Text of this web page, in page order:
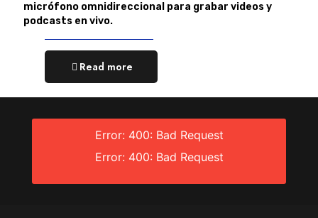
micrófono omnidireccional para grabar videos y
podcasts en vivo.
Read more
Error: 400: Bad Request
Error: 400: Bad Request